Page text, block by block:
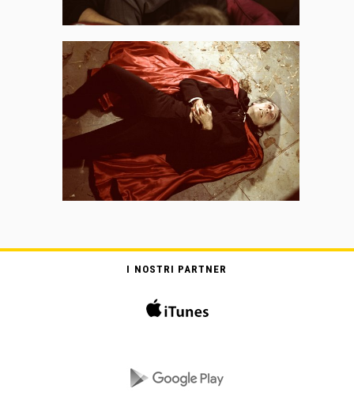
I NOSTRI PARTNER